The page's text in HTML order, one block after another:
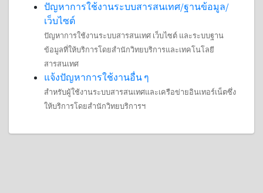
ปัญหาการใช้งานระบบสารสนเทศ/ฐานข้อมูล/
เว็บไซต์
ปัญหาการใช้งานระบบสารสนเทศ เว็บไซต์ และระบบฐาน
ข้อมูลที่ให้บริการโดยสำนักวิทยบริการและเทคโนโลยี
สารสนเทศ
แจ้งปัญหาการใช้งานอื่น ๆ
สำหรับผู้ใช้งานระบบสารสนเทศและเครือข่ายอินเทอร์เน็ตซึ่ง
ให้บริการโดยสำนักวิทยบริการฯ